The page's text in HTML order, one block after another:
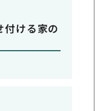
付ける家の